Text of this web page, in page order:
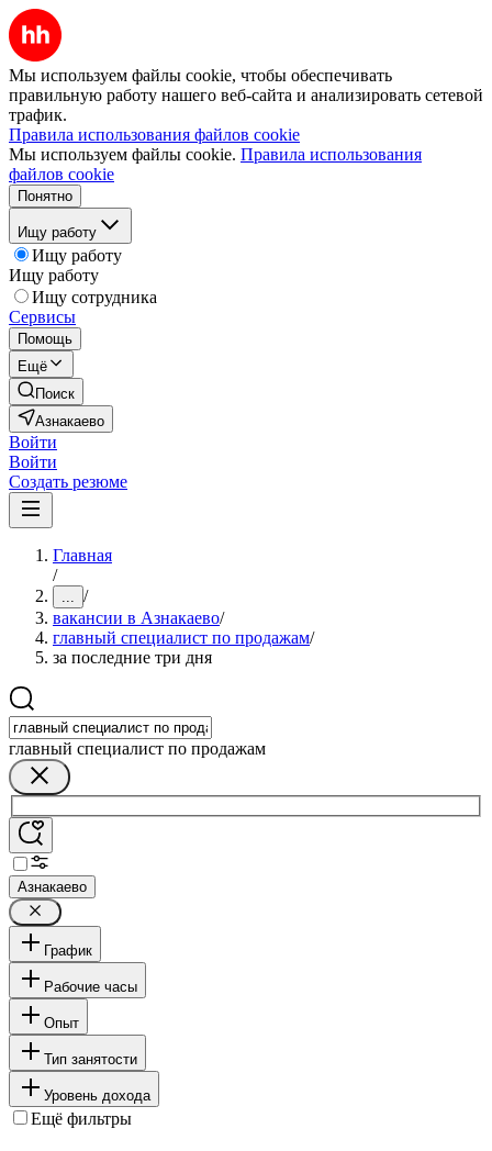
Мы используем файлы cookie, чтобы обеспечивать
правильную работу нашего веб-сайта и анализировать сетевой
трафик.
Правила использования файлов cookie
Мы используем файлы cookie. Правила использования
файлов cookie
Понятно
Ищу работу
Ищу работу
Ищу работу
Ищу сотрудника
Сервисы
Помощь
Ещё
Поиск
Азнакаево
Войти
Войти
Создать резюме
Главная
/
... /
вакансии в Азнакаево/
главный специалист по продажам/
за последние три дня
главный специалист по продажам
Азнакаево
График
Рабочие часы
Опыт
Тип занятости
Уровень дохода
Ещё фильтры